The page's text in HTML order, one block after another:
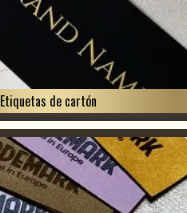
Etiquetas de cartón